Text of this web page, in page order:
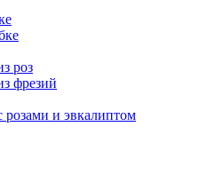
роз
фрезий
розами и эвкалиптом